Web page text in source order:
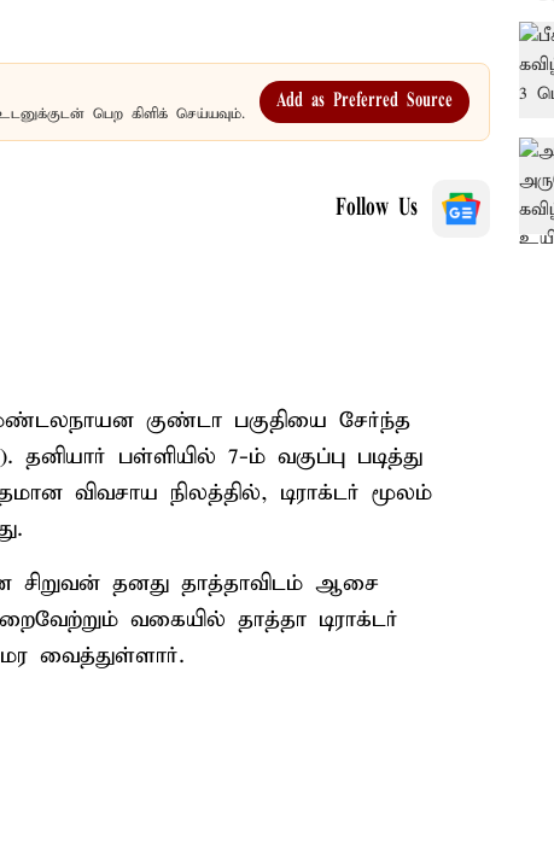
பெற கிளிக் செய்யவும்.
Add as Preferred Source
Follow Us
மண்டலநாயன குண்டா பகுதியை சேர்ந்த
பள்ளியில் 7-ம் வகுப்பு படித்து
விவசாய நிலத்தில், டிராக்டர் மூலம்
சிறுவன் தனது தாத்தாவிடம் ஆசை
வகையில் தாத்தா டிராக்டர்
வைத்துள்ளார்.